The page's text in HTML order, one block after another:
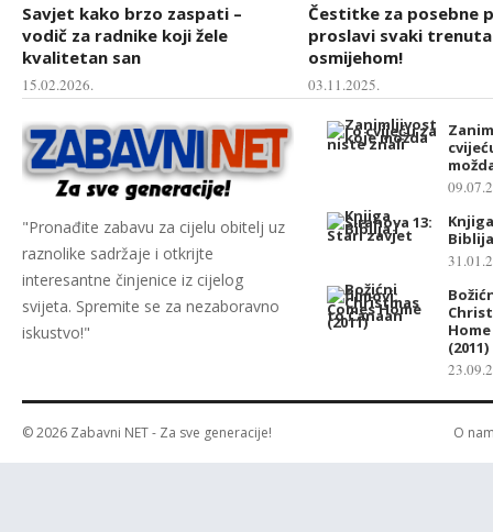
Savjet kako brzo zaspati –
vodič za radnike koji žele
kvalitetan san
15.02.2026.
Čestitke za posebne
proslavi svaki
osmijehom!
03.11.2025.
"Pronađite zabavu za cijelu obitelj uz
raznolike sadržaje i otkrijte
interesantne činjenice iz cijelog
svijeta. Spremite se za nezaboravno
iskustvo!"
(2011)
© 2026 Zabavni NET- Za sve generacije! O